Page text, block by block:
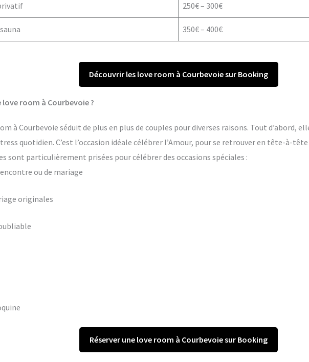
250€ – 300€
350€ – 400€
Découvrir les love room à Courbevoie sur Booking
room à Courbevoie ?
à Courbevoie séduit de plus en plus de couples pour diverses raisons. Tout d’abord,
quotidien. C’est l’occasion idéale célébrer l’Amour, pour se retrouver en tête-à-
sont particulièrement prisées pour célébrer des occasions spéciales :
ou de mariage
originales
Réserver une love room à Courbevoie sur Booking